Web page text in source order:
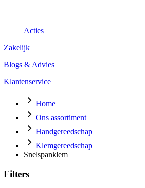
Acties
Zakelijk
Blogs & Advies
Klantenservice
Home
Ons assortiment
Handgereedschap
Klemgereedschap
Snelspanklem
Filters